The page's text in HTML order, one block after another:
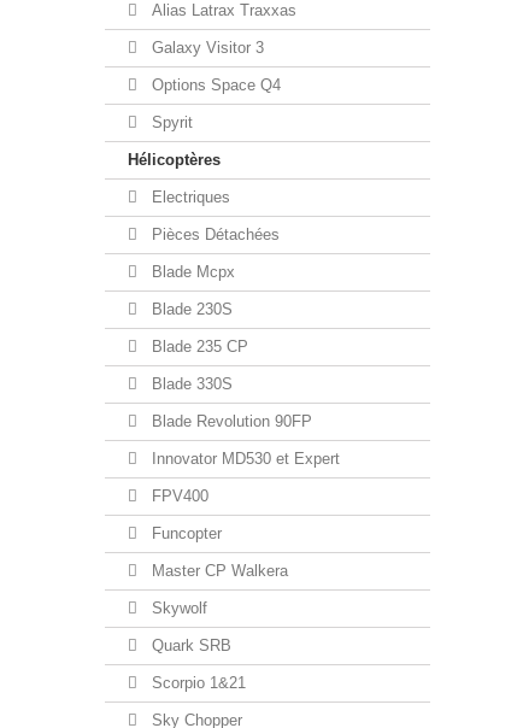
Alias Latrax Traxxas
Galaxy Visitor 3
Options Space Q4
Spyrit
Hélicoptères
Electriques
Pièces Détachées
Blade Mcpx
Blade 230S
Blade 235 CP
Blade 330S
Blade Revolution 90FP
Innovator MD530 et Expert
FPV400
Funcopter
Master CP Walkera
Skywolf
Quark SRB
Scorpio 1&21
Sky Chopper